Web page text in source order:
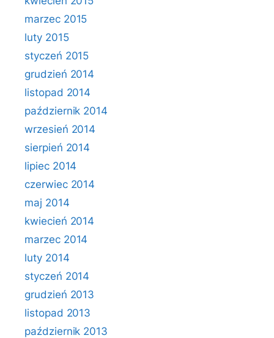
marzec 2015
luty 2015
styczeń 2015
grudzień 2014
listopad 2014
październik 2014
wrzesień 2014
sierpień 2014
lipiec 2014
czerwiec 2014
maj 2014
kwiecień 2014
marzec 2014
luty 2014
styczeń 2014
grudzień 2013
listopad 2013
październik 2013